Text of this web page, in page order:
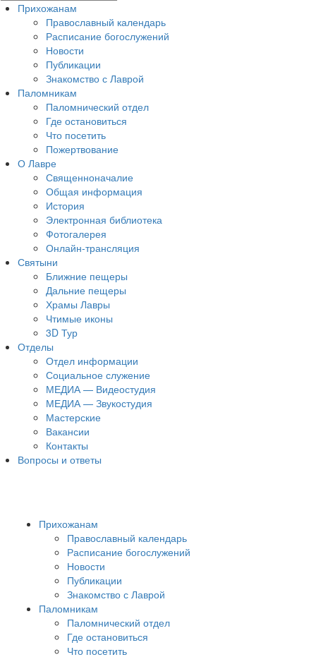
Прихожанам
Православный календарь
Расписание богослужений
Новости
Публикации
Знакомство с Лаврой
Паломникам
Паломнический отдел
Где остановиться
Что посетить
Пожертвование
О Лавре
Священноначалие
Общая информация
История
Электронная библиотека
Фотогалерея
Онлайн-трансляция
Святыни
Ближние пещеры
Дальние пещеры
Храмы Лавры
Чтимые иконы
3D Тур
Отделы
Отдел информации
Социальное служение
МЕДИА — Видеостудия
МЕДИА — Звукостудия
Мастерские
Вакансии
Контакты
Вопросы и ответы
Прихожанам
Православный календарь
Расписание богослужений
Новости
Публикации
Знакомство с Лаврой
Паломникам
Паломнический отдел
Где остановиться
Что посетить